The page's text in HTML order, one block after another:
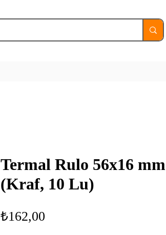
Termal Rulo 56x16 mm
(Kraf, 10 Lu)
₺162,00